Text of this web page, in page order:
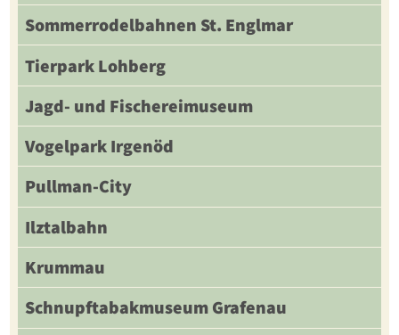
Sommerrodelbahnen St. Englmar
Tierpark Lohberg
Jagd- und Fischereimuseum
Vogelpark Irgenöd
Pullman-City
Ilztalbahn
Krummau
Schnupftabakmuseum Grafenau